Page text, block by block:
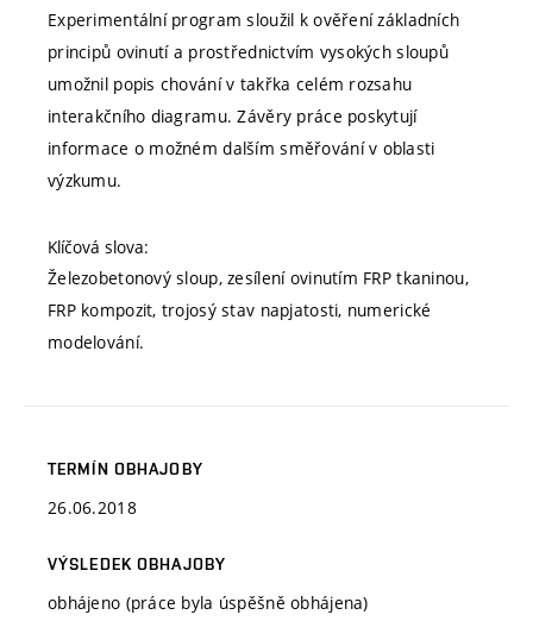
Experimentální program sloužil k ověření základních
principů ovinutí a prostřednictvím vysokých sloupů
umožnil popis chování v takřka celém rozsahu
interakčního diagramu. Závěry práce poskytují
informace o možném dalším směřování v oblasti
výzkumu.
Klíčová slova:
Železobetonový sloup, zesílení ovinutím FRP tkaninou,
FRP kompozit, trojosý stav napjatosti, numerické
modelování.
TERMÍN OBHAJOBY
26.06.2018
VÝSLEDEK OBHAJOBY
obhájeno (práce byla úspěšně obhájena)